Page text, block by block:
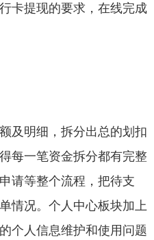
卡提现的要求，在线完成
及明细，拆分出总的划扣
每一笔资金拆分都有完整
请等整个流程，把待支
情况。个人中心板块加上
个人信息维护和使用问题